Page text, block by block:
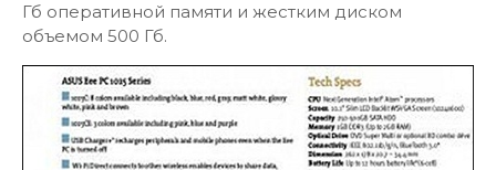
Гб оперативной памяти и жестким диском
объемом 500 Гб.